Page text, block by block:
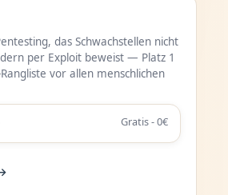
das Schwachstellen nicht
per Exploit beweist — Platz 1
vor allen menschlichen
Gratis - 0€